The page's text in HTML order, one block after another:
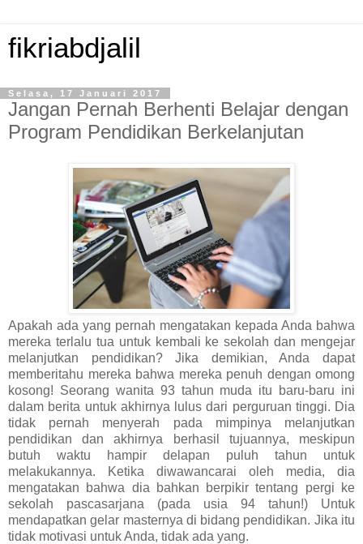
fikriabdjalil
Selasa, 17 Januari 2017
Jangan Pernah Berhenti Belajar dengan
Program Pendidikan Berkelanjutan
Apakah ada yang pernah mengatakan kepada Anda bahwa
mereka terlalu tua untuk kembali ke sekolah dan mengejar
melanjutkan pendidikan? Jika demikian, Anda dapat
memberitahu mereka bahwa mereka penuh dengan omong
kosong! Seorang wanita 93 tahun muda itu baru-baru ini
dalam berita untuk akhirnya lulus dari perguruan tinggi. Dia
tidak pernah menyerah pada mimpinya melanjutkan
pendidikan dan akhirnya berhasil tujuannya, meskipun
butuh waktu hampir delapan puluh tahun untuk
melakukannya. Ketika diwawancarai oleh media, dia
mengatakan bahwa dia bahkan berpikir tentang pergi ke
sekolah pascasarjana (pada usia 94 tahun!) Untuk
mendapatkan gelar masternya di bidang pendidikan. Jika itu
tidak motivasi untuk Anda, tidak ada yang.